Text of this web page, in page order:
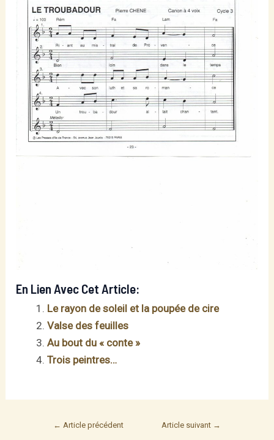
En Lien Avec Cet Article:
Le rayon de soleil et la poupée de cire
Valse des feuilles
Au bout du « conte »
Trois peintres…
Post← Article précédent Article suivant →